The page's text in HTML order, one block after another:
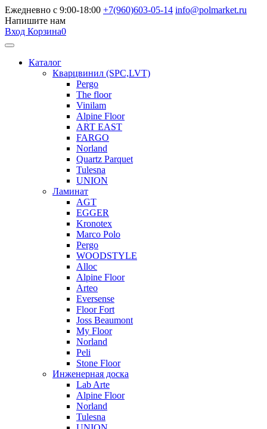
Ежедневно с 9:00-18:00 +7(960)603-05-14 info@polmarket.ru
Напишите нам
Вход Корзина0
Каталог
Кварцвинил (SPC,LVT)
Pergo
The floor
Vinilam
Alpine Floor
ART EAST
FARGO
Norland
Quartz Parquet
Tulesna
UNION
Ламинат
AGT
EGGER
Kronotex
Marco Polo
Pergo
WOODSTYLE
Alloc
Alpine Floor
Arteo
Eversense
Floor Fort
Joss Beaumont
My Floor
Norland
Peli
Stone Floor
Инженерная доска
Lab Arte
Alpine Floor
Norland
Tulesna